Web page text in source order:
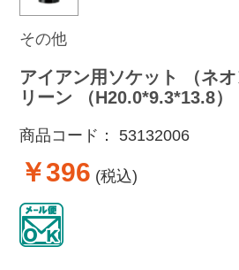
その他
アイアン用ソケット （ネ
リーン （H20.0*9.3*13.8）
商品コード： 53132006
￥396 (税込)